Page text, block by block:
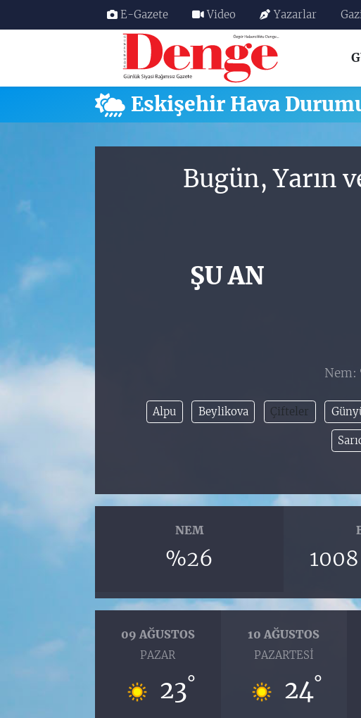
E-Gazete Video Yazarlar
Eskişehir Hava
Bugün, Yarın
ŞU AN
Nem:
Alpu Beylikova Çifteler
NEM
%26
09 AĞUSTOS
PAZAR
23°
10 AĞUSTOS
PAZARTESI
24°
Nöbetçi Eczaneler
Hava Durumu
Trafik Durumu
Haber Arşivi